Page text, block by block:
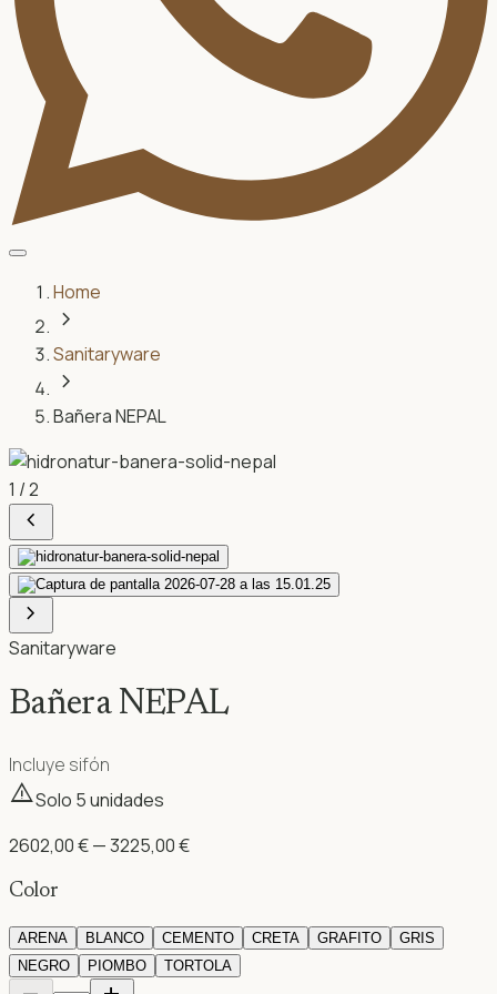
Home
chevron_right
Sanitaryware
chevron_right
Bañera NEPAL
1 /2
chevron_left
chevron_right
Sanitaryware
Bañera NEPAL
Incluye sifón
warningSolo 5unidades
2602,00 € — 3225,00 €
Color
ARENA BLANCO CEMENTO CRETA GRAFITO
GRIS
NEGRO
PIOMBO TORTOLA